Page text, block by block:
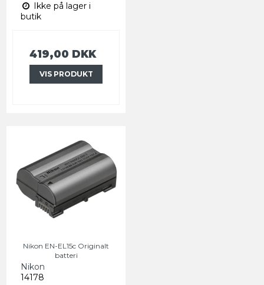
Ikke på lager i
butik
419,00 DKK
VIS PRODUKT
Nikon EN-EL15c Originalt
batteri
Nikon
14178